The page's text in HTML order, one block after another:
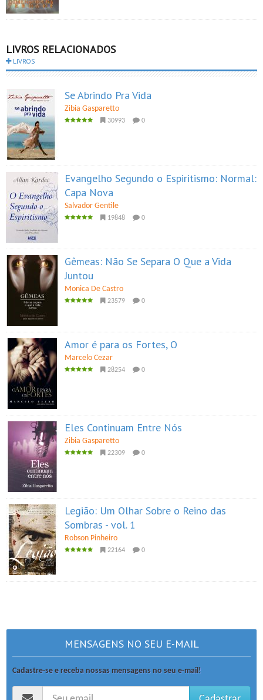
LIVROS RELACIONADOS
LIVROS
Se Abrindo Pra Vida
Zibia Gasparetto
30993 0
Evangelho Segundo o Espiritismo: Normal:
Capa Nova
Salvador Gentile
19848 0
Gêmeas: Não Se Separa O Que a Vida
Juntou
Monica De Castro
23579 0
Amor é para os Fortes, O
Marcelo Cezar
28254 0
Eles Continuam Entre Nós
Zibia Gasparetto
22309 0
Legião: Um Olhar Sobre o Reino das
Sombras - vol. 1
Robson Pinheiro
22164 0
MENSAGENS NO SEU E-MAIL
Cadastre-se e receba nossas mensagens no seu e-mail!